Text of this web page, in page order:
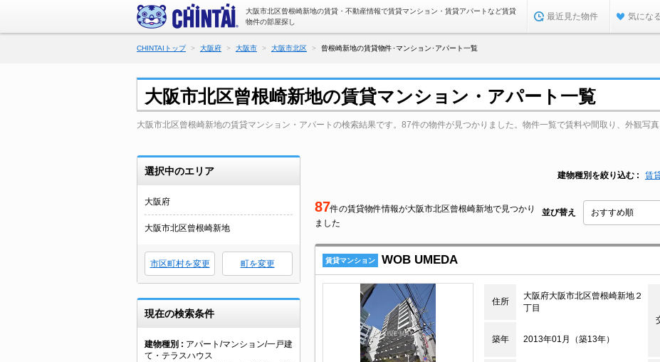
大阪市北区曾根崎新地の賃貸・不動産情報で賃貸マンション・賃貸アパートなど賃貸
物件の部屋探し
最近見た物件 気にな
CHINTAIトップ 大阪府 大阪市 大阪市北区 曾根崎新地の賃貸物件･マンション･アパート一覧
大阪市北区曾根崎新地の賃貸マンション・アパート一覧
大阪市北区曾根崎新地の賃貸マンション・アパートの検索結果です。87件の物件が見つかりました。物件一覧で賃料や間取り、外観写真
選択中のエリア
大阪府
大阪市北区曾根崎新地
市区町村を変更 町を変更
現在の検索条件
建物種別
アパート/マンション/一戸建
て・テラスハウス
建物種別を絞り込む 賃
87件の賃貸物件情報が大阪市北区曾根崎新地で見つかり
ました
並び替え
賃貸マンション WOB UMEDA
住所
大阪府大阪市北区曾根崎新地２
丁目
築年 2013年01月（築13年）